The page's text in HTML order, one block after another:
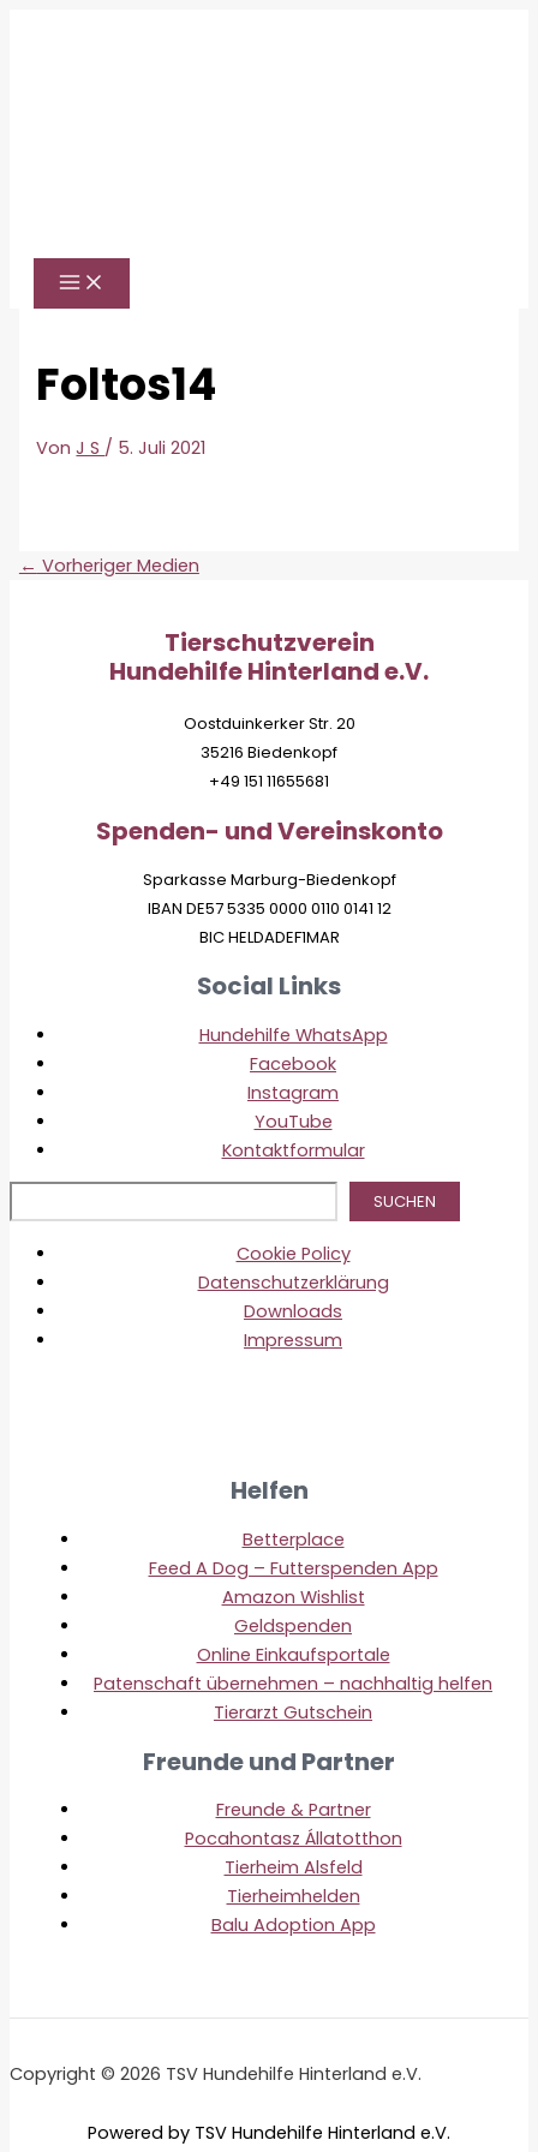
Foltos14
VonJ S / 5. Juli 2021
← Vorheriger Medien
Tierschutzverein
Hundehilfe Hinterland e.V.
Oostduinkerker Str. 20
35216 Biedenkopf
+49 151 11655681
Spenden- und Vereinskonto
Sparkasse Marburg-Biedenkopf
IBAN DE57 5335 0000 0110 0141 12
BIC HELDADEF1MAR
Social Links
Hundehilfe WhatsApp
Facebook
Instagram
YouTube
Kontaktformular
SUCHEN
Cookie Policy
Datenschutzerklärung
Downloads
Impressum
Helfen
Betterplace
Feed A Dog – Futterspenden App
Amazon Wishlist
Geldspenden
Online Einkaufsportale
Patenschaft übernehmen – nachhaltig helfen
Tierarzt Gutschein
Freunde und Partner
Freunde & Partner
Pocahontasz Állatotthon
Tierheim Alsfeld
Tierheimhelden
Balu Adoption App
Copyright © 2026 TSV Hundehilfe Hinterland e.V.
Powered by TSV Hundehilfe Hinterland e.V.